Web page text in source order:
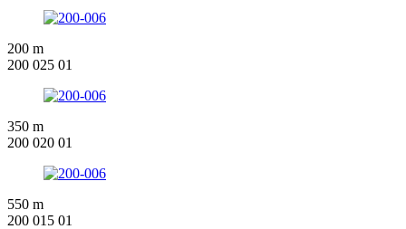
200 m
200 025 01
350 m
200 020 01
550 m
200 015 01